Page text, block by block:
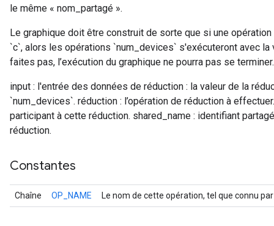
le même « nom_partagé ».
Le graphique doit être construit de sorte que si une
`c`, alors les opérations `num_devices` s'exécuteront avec la
faites pas, l’exécution du graphique ne pourra pas se terminer.
input : l'entrée des données de réduction : la valeur de la
`num_devices`. réduction : l’opération de réduction à
participant à cette réduction. shared_name : identifiant
réduction.
Constantes
Chaîne OP_NAME Le nom de cette opération, tel que connu